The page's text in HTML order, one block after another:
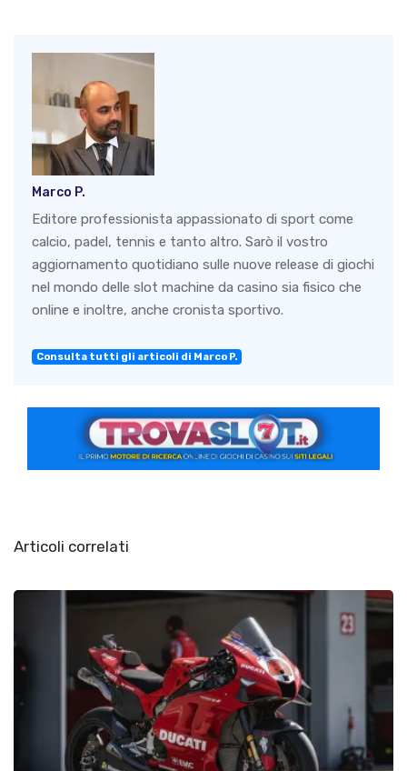
Marco P.
Editore professionista appassionato di sport come
calcio, padel, tennis e tanto altro. Sarò il vostro
aggiornamento quotidiano sulle nuove release di giochi
nel mondo delle slot machine da casino sia fisico che
online e inoltre, anche cronista sportivo.
Consulta tutti gli articoli di Marco P.
Articoli correlati